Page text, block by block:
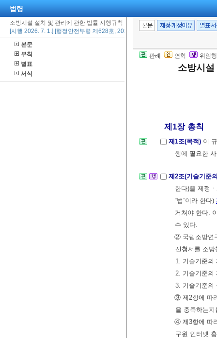
법령
소방시설 설치 및 관리에 관한 법률 시행규칙
[시행 2026. 7. 1.] [행정안전부령 제628호, 2026. 7. 1., 타법개정]
본문
부칙
별표
서식
본문 제정·개정이유 별표·
판례 연혁 위임
소방시
제1장 총칙
제1조(목적) 이
행에 필요한
제2조(기술기준
한다)을 제정
“법”이라 한다)
거쳐야 한다.
수 있다.
② 국립소방연
신청서를 소
1. 기술기준의
2. 기술기준의
3. 기술기준의
③ 제2항에 따
을 충족하는
④ 제3항에 따
구원 인터넷